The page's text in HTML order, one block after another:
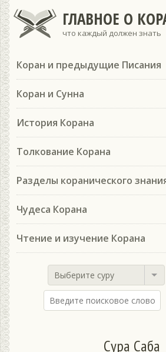
ГЛАВНОЕ О
что каждый должен знать
Коран и предыдущие Писания
Коран и Сунна
История Корана
Толкование Корана
Разделы коранического
Чудеса Корана
Чтение и изучение Корана
Выберите суру
Сура Саба